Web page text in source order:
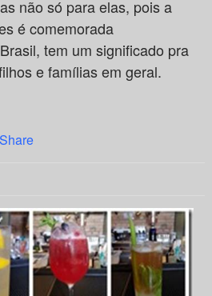
não só para elas, pois a
é comemorada
tem um significado pra
e famílias em geral.
Share